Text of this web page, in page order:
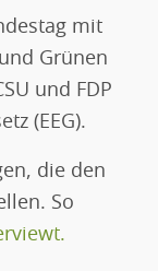
mit
Grünen
und FDP
(EEG).
die den
So